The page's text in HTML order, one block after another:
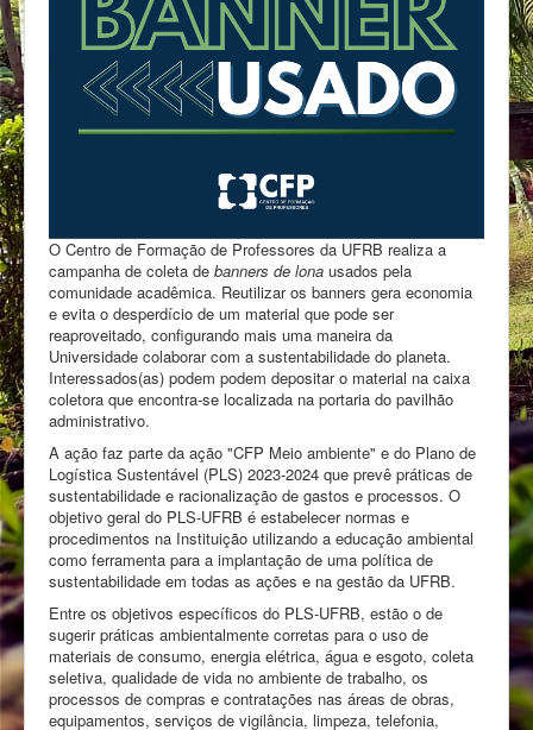
O Centro de Formação de Professores da UFRB realiza a
campanha de coleta de banners de lona usados pela
comunidade acadêmica. Reutilizar os banners gera economia
e evita o desperdício de um material que pode ser
reaproveitado, configurando mais uma maneira da
Universidade colaborar com a sustentabilidade do planeta.
Interessados(as) podem podem depositar o material na caixa
coletora que encontra-se localizada na portaria do pavilhão
administrativo.
A ação faz parte da ação "CFP Meio ambiente" e do Plano de
Logística Sustentável (PLS) 2023-2024 que prevê práticas de
sustentabilidade e racionalização de gastos e processos. O
objetivo geral do PLS-UFRB é estabelecer normas e
procedimentos na Instituição utilizando a educação ambiental
como ferramenta para a implantação de uma política de
sustentabilidade em todas as ações e na gestão da UFRB.
Entre os objetivos específicos do PLS-UFRB, estão o de
sugerir práticas ambientalmente corretas para o uso de
materiais de consumo, energia elétrica, água e esgoto, coleta
seletiva, qualidade de vida no ambiente de trabalho, os
processos de compras e contratações nas áreas de obras,
equipamentos, serviços de vigilância, limpeza, telefonia,